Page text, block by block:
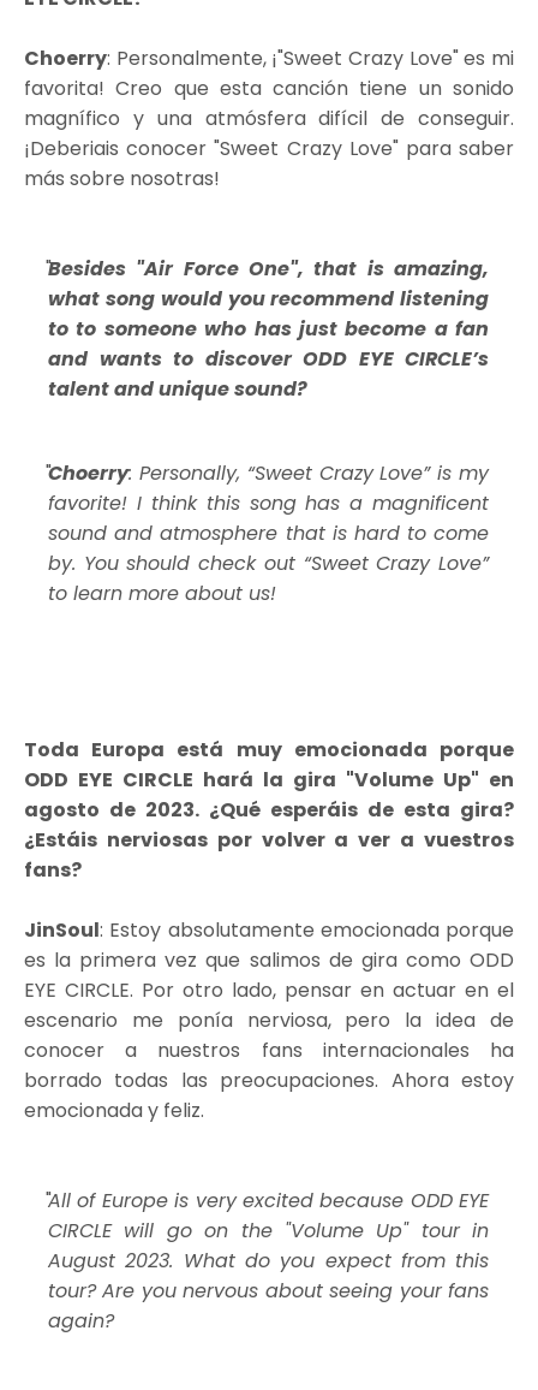
Choerry: Personalmente, ¡"Sweet Crazy Love" es mi
favorita! Creo que esta canción tiene un sonido
magnífico y una atmósfera difícil de conseguir.
¡Deberiais conocer "Sweet Crazy Love" para saber
más sobre nosotras!
Besides "Air Force One", that is amazing,
what song would you recommend listening
to to someone who has just become a fan
and wants to discover ODD EYE CIRCLE’s
talent and unique sound?
Choerry: Personally, “Sweet Crazy Love” is my
favorite! I think this song has a magnificent
sound and atmosphere that is hard to come
by. You should check out “Sweet Crazy Love”
to learn more about us!
Toda Europa está muy emocionada porque
ODD EYE CIRCLE hará la gira "Volume Up" en
agosto de 2023. ¿Qué esperáis de esta gira?
¿Estáis nerviosas por volver a ver a vuestros
fans?
JinSoul: Estoy absolutamente emocionada porque
es la primera vez que salimos de gira como ODD
EYE CIRCLE. Por otro lado, pensar en actuar en el
escenario me ponía nerviosa, pero la idea de
conocer a nuestros fans internacionales ha
borrado todas las preocupaciones. Ahora estoy
emocionada y feliz.
All of Europe is very excited because ODD EYE
CIRCLE will go on the "Volume Up" tour in
August 2023. What do you expect from this
tour? Are you nervous about seeing your fans
again?